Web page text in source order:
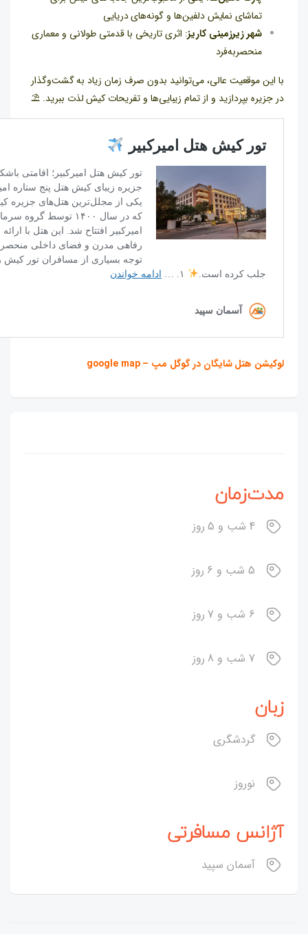
تماشای نمایش دلفین‌ها و گونه‌های دریایی
شهر زیرزمینی کاریز: اثری تاریخی با قدمتی طولانی و معماری
منحصربه‌فرد
با این موقعیت عالی، می‌توانید بدون صرف زمان زیاد به گشت‌وگذار
در جزیره بپردازید و از تمام زیبایی‌ها و تفریحات کیش لذت ببرید. ⛱️
لوکیشن هتل شایگان در گوگل مپ – google map
مدت‌زمان
4 شب و 5 روز
5 شب و 6 روز
6 شب و 7 روز
7 شب و 8 روز
زبان
گردشگری
نوروز
آژانس مسافرتی
آسمان سپید